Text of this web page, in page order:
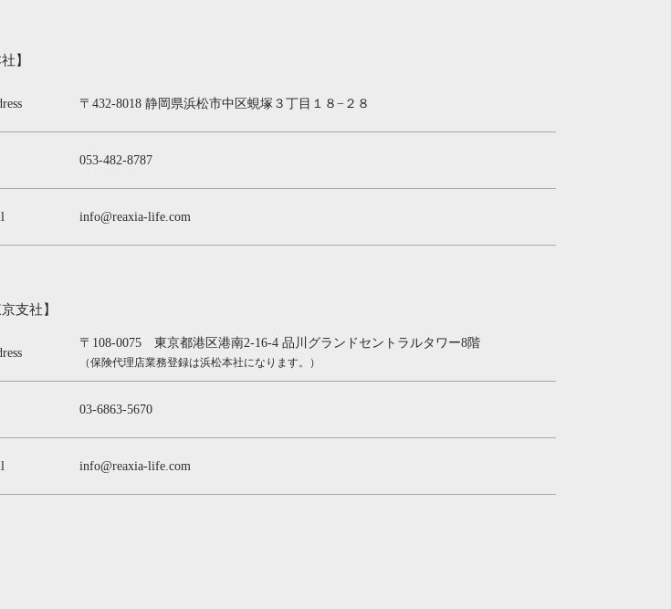
】
〒432-8018 静岡県浜松市中区蜆塚３丁目１８−２８
053-482-8787
info@reaxia-life.com
京支社】
〒108-0075 東京都港区港南2-16-4 品川グランドセントラルタワー8階
（保険代理店業務登録は浜松本社になります。）
03-6863-5670
info@reaxia-life.com